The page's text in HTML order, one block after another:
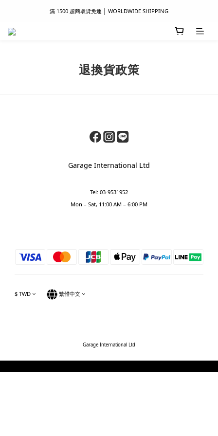
滿 1500 超商取貨免運 │ WORLDWIDE SHIPPING
滿 1500 超商取貨免運 │ WORLDWIDE SHIPPING
滿 1500 超商取貨免運 │ WORLDWIDE SHIPPING
退換貨政策
Garage International Ltd
Tel: 03-9531952
Mon – Sat, 11:00 AM – 6:00 PM
$ TWD 繁體中文
Garage International Ltd